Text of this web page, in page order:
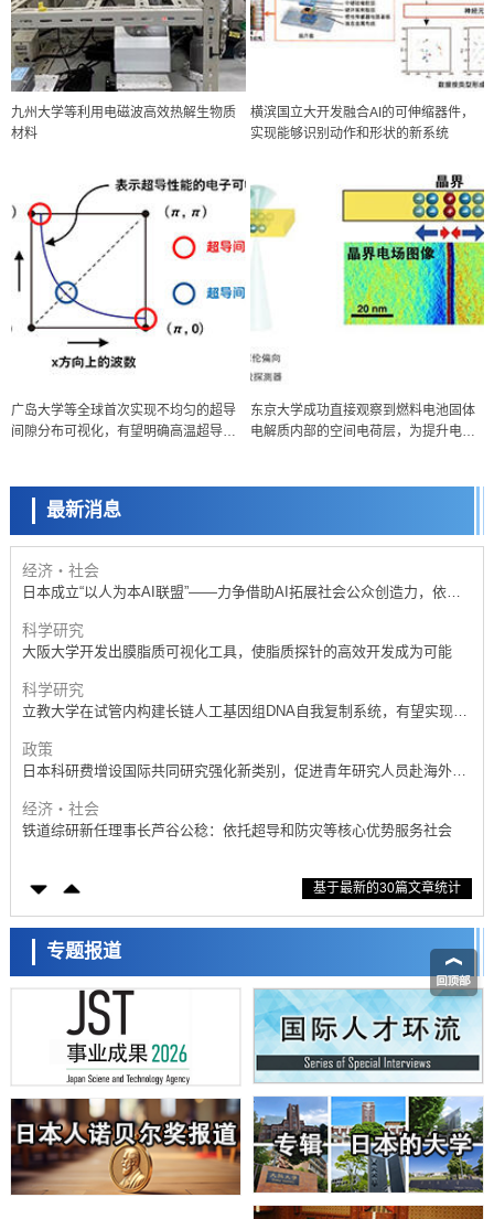
九州大学等利用电磁波高效热解生物质
材料
横滨国立大开发融合AI的可伸缩器件，
实现能够识别动作和形状的新系统
广岛大学等全球首次实现不均匀的超导
间隙分布可视化，有望明确高温超导机
东京大学成功直接观察到燃料电池固体
电解质内部的空间电荷层，为提升电池
最新消息
日本科研费增设国际共同研究强化新类别，促进青年研究人员赴海外开
展研究
科学研究
开发出300亿年仅误差1秒的光晶格钟，构建网络将其打造为下一代社会
基础设施
经济・社会
日本成立“以人为本AI联盟”——力争借助AI拓展社会公众创造力，依托
科学研究
大阪大学开发出膜脂质可视化工具，使脂质探针的高效开发成为可能
科学研究
立教大学在试管内构建长链人工基因组DNA自我复制系统，有望实现携
政策
日本科研费增设国际共同研究强化新类别，促进青年研究人员赴海外开
经济・社会
铁道综研新任理事长芦谷公稔：依托超导和防灾等核心优势服务社会
东京大学通过叶绿体基因组编辑技术强化碳固定酶，成功提高光合作用
科学研究
藤田医科大学等成功鉴定出非结核分枝杆菌生存的必需基因，首次揭示
该基因的必要性因菌株而异
经济・社会
【AI法下篇】如何应对AI的不可控性——中央大学平野晋教授专访
科学研究
日本学术会议：为保持土壤健康应采取哪些措施？探讨土壤保护与强化
的具体对策
科学研究
大阪大学开发基于水氢键网络的温度预测新方法，AI从分子排列信息中
高精度解读
经济・社会
【AI法上篇】如何对“将人生交给AI”保持危机感——中央大学平野晋教
基于最新的30篇文章统计
专题报道